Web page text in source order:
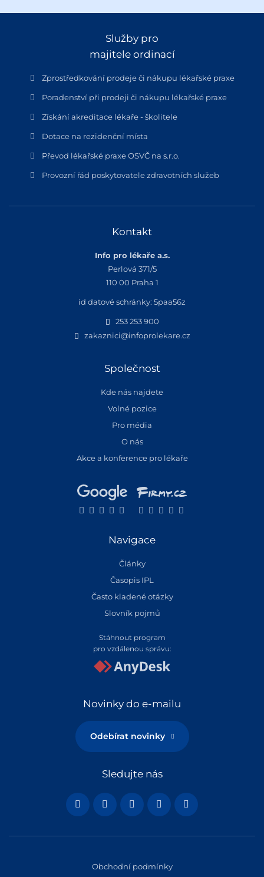
Služby pro
majitele ordinací
Zprostředkování prodeje či nákupu lékařské praxe
Poradenství při prodeji či nákupu lékařské praxe
Získání akreditace lékaře - školitele
Dotace na rezidenční místa
Převod lékařské praxe OSVČ na s.r.o.
Provozní řád poskytovatele zdravotních služeb
Kontakt
Info pro lékaře a.s.
Perlová 371/5
110 00 Praha 1
id datové schránky: 5paa56z
253 253 900
zakaznici@infoprolekare.cz
Společnost
Kde nás najdete
Volné pozice
Pro média
O nás
Akce a konference pro lékaře
Navigace
Články
Časopis IPL
Často kladené otázky
Slovník pojmů
Stáhnout program
pro vzdálenou správu:
Novinky do e-mailu
Odebírat novinky
Sledujte nás
Obchodní podmínky